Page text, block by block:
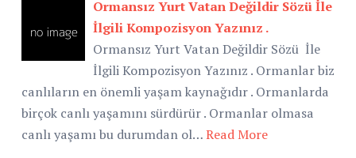
Ormansız Yurt Vatan Değildir Sözü İle
İlgili Kompozisyon Yazınız .
Ormansız Yurt Vatan Değildir Sözü İle
İlgili Kompozisyon Yazınız . Ormanlar biz
canlıların en önemli yaşam kaynağıdır . Ormanlarda
birçok canlı yaşamını sürdürür . Ormanlar olmasa
canlı yaşamı bu durumdan ol…Read More